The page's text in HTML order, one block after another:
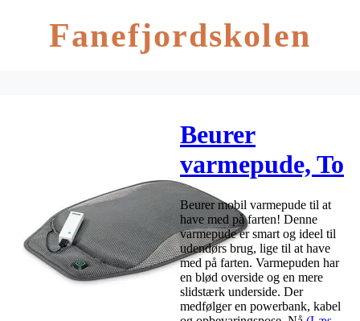
Fanefjordskolen
Beurer
varmepude, To
Go – 1 stk
Beurer mobil varmepude til at
have med på farten! Denne
varmepude er smart og ideel til
udendørs brug, lige til at have
med på farten. Varmepuden har
en blød overside og en mere
slidstærk underside. Der
medfølger en powerbank, kabel